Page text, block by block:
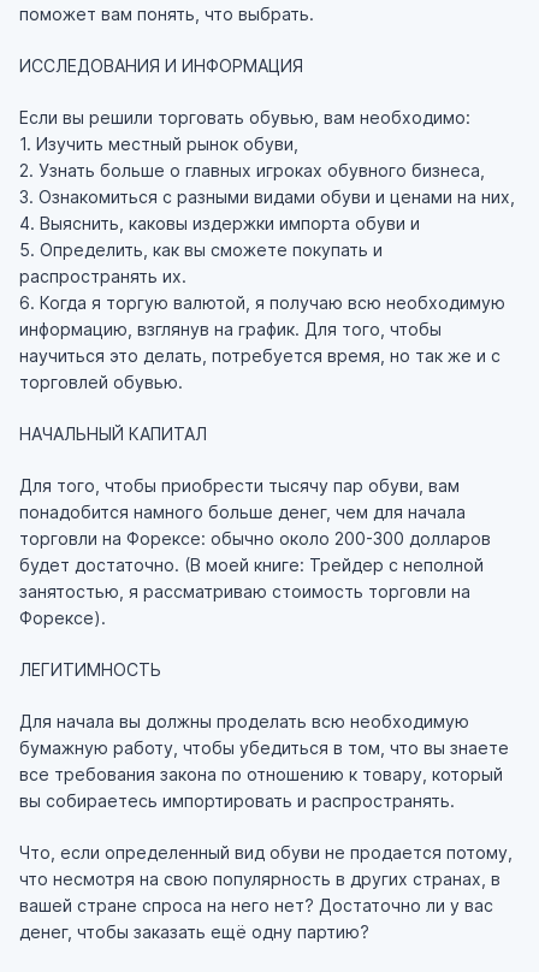
поможет вам понять, что выбрать.
ИССЛЕДОВАНИЯ И ИНФОРМАЦИЯ
Если вы решили торговать обувью, вам необходимо:
1. Изучить местный рынок обуви,
2. Узнать больше о главных игроках обувного бизнеса,
3. Ознакомиться с разными видами обуви и ценами на них,
4. Выяснить, каковы издержки импорта обуви и
5. Определить, как вы сможете покупать и
распространять их.
6. Когда я торгую валютой, я получаю всю необходимую
информацию, взглянув на график. Для того, чтобы
научиться это делать, потребуется время, но так же и с
торговлей обувью.
НАЧАЛЬНЫЙ КАПИТАЛ
Для того, чтобы приобрести тысячу пар обуви, вам
понадобится намного больше денег, чем для начала
торговли на Форексе: обычно около 200-300 долларов
будет достаточно. (В моей книге: Трейдер с неполной
занятостью, я рассматриваю стоимость торговли на
Форексе).
ЛЕГИТИМНОСТЬ
Для начала вы должны проделать всю необходимую
бумажную работу, чтобы убедиться в том, что вы знаете
все требования закона по отношению к товару, который
вы собираетесь импортировать и распространять.
Что, если определенный вид обуви не продается потому,
что несмотря на свою популярность в других странах, в
вашей стране спроса на него нет? Достаточно ли у вас
денег, чтобы заказать ещё одну партию?